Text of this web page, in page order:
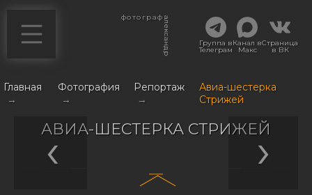
фотографалександр Группа в
Телеграм
Канал в
Макс
Страница
в ВК
Главная
→
Фотография
→
Репортаж
→
Авиа-шестерка
Стрижей
АВИА-ШЕСТЕРКА СТРИЖЕЙ